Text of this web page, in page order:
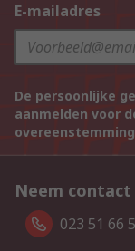
E-mailadres
De persoonlijke
aanmelden voor
Neem contact
023 51 66